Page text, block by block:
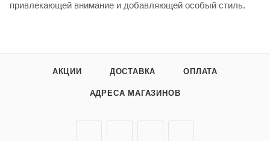
привлекающей внимание и добавляющей особый стиль.
АКЦИИ ДОСТАВКА ОПЛАТА
АДРЕСА МАГАЗИНОВ